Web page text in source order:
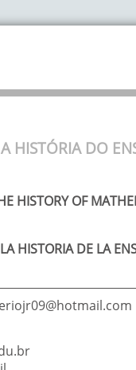
HISTÓRIA DO
HISTORY OF
HISTORIA DE LA